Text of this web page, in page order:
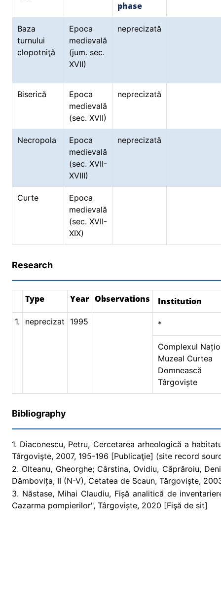
phase
Baza
turnului
clopotniţă
Epoca
medievală
(jum. sec.
XVII)
neprecizată
Biserică
Epoca
medievală
(sec. XVII)
neprecizată
Necropola
Epoca
medievală
(sec. XVII-
XVIII)
neprecizată
Curte
Epoca
medievală
(sec. XVII-
XIX)
Research
Type Year Observations Institution
1. neprecizat 1995 *
Complexul
Muzeal Curtea
Domnească
Târgoviște
Bibliography
1. Diaconescu, Petru, Cercetarea arheologică a
Târgovişte, 2007, 195-196 [Publicaţie] (site record
2. Olteanu, Gheorghe; Cârstina, Ovidiu, Căprăroiu,
Dâmbovița, II (N-V), Cetatea de Scaun, Târgoviște,
3. Năstase, Mihai Claudiu, Fișă analitică de
Cazarma pompierilor", Târgoviște, 2020 [Fişă de sit]